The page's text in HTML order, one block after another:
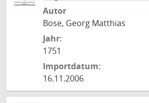
Autor
Bose, Georg Matthias
Jahr:
1751
Importdatum:
16.11.2006